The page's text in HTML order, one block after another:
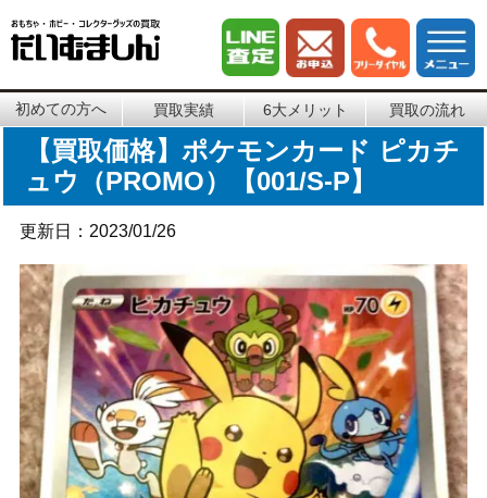
初めての方へ 買取実績 6大メリット 買取の流れ
【買取価格】ポケモンカード ピカチ
ュウ（PROMO）【001/S-P】
更新日：2023/01/26